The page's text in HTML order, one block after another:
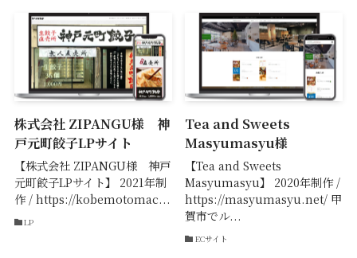
株式会社 ZIPANGU様 神
戸元町餃子LPサイト
【株式会社 ZIPANGU様 神戸
元町餃子LPサイト】 2021年制
作 / https://kobemotomac...
LP
Tea and Sweets
Masyumasyu様
【Tea and Sweets
Masyumasyu】 2020年制作 /
https://masyumasyu.net/ 甲
賀市でル...
ECサイト